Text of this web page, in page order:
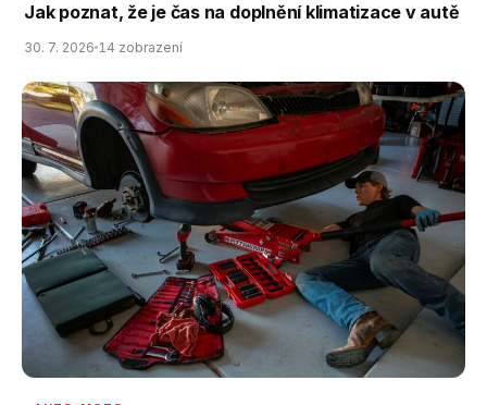
Jak poznat, že je čas na doplnění klimatizace v autě
30. 7. 2026 14 zobrazení